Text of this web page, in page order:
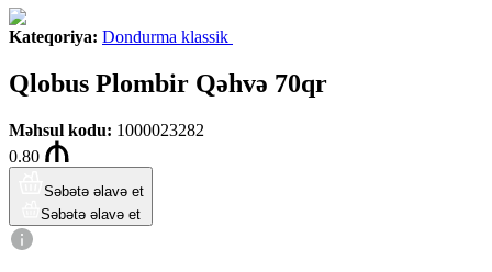
Kateqoriya: Dondurma klassik
Qlobus Plombir Qəhvə 70qr
Məhsul kodu: 1000023282
0.80
Səbətə əlavə et
Səbətə əlavə et